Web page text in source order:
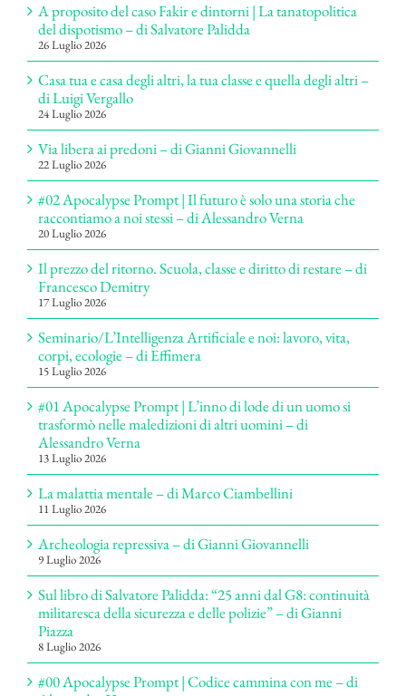
A proposito del caso Fakir e dintorni | La tanatopolitica
del dispotismo – di Salvatore Palidda
26 Luglio 2026
Casa tua e casa degli altri, la tua classe e quella degli altri –
di Luigi Vergallo
24 Luglio 2026
Via libera ai predoni – di Gianni Giovannelli
22 Luglio 2026
#02 Apocalypse Prompt | Il futuro è solo una storia che
raccontiamo a noi stessi – di Alessandro Verna
20 Luglio 2026
Il prezzo del ritorno. Scuola, classe e diritto di restare – di
Francesco Demitry
17 Luglio 2026
Seminario/L’Intelligenza Artificiale e noi: lavoro, vita,
corpi, ecologie – di Effimera
15 Luglio 2026
#01 Apocalypse Prompt | L’inno di lode di un uomo si
trasformò nelle maledizioni di altri uomini – di
Alessandro Verna
13 Luglio 2026
La malattia mentale – di Marco Ciambellini
11 Luglio 2026
Archeologia repressiva – di Gianni Giovannelli
9 Luglio 2026
Sul libro di Salvatore Palidda: “25 anni dal G8: continuità
militaresca della sicurezza e delle polizie” – di Gianni
Piazza
8 Luglio 2026
#00 Apocalypse Prompt | Codice cammina con me – di